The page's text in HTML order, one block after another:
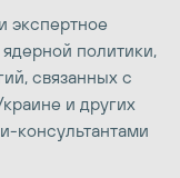
экспертное
политики,
связанных с
и других
консультантами